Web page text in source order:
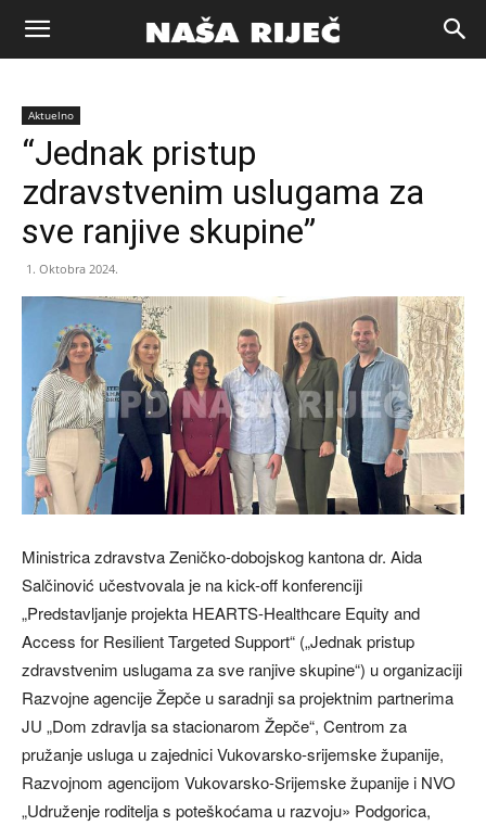
Naša
riječ
Aktuelno
“Jednak pristup
zdravstvenim uslugama za
sve ranjive skupine”
1. Oktobra 2024.
Ministrica zdravstva Zeničko-dobojskog kantona dr. Aida
Salčinović učestvovala je na kick-off konferenciji
„Predstavljanje projekta HEARTS-Healthcare Equity and
Access for Resilient Targeted Support“ („Jednak pristup
zdravstvenim uslugama za sve ranjive skupine“) u organizaciji
Razvojne agencije Žepče u saradnji sa projektnim partnerima
JU „Dom zdravlja sa stacionarom Žepče“, Centrom za
pružanje usluga u zajednici Vukovarsko-srijemske županije,
Razvojnom agencijom Vukovarsko-Srijemske županije i NVO
„Udruženje roditelja s poteškoćama u razvoju» Podgorica,